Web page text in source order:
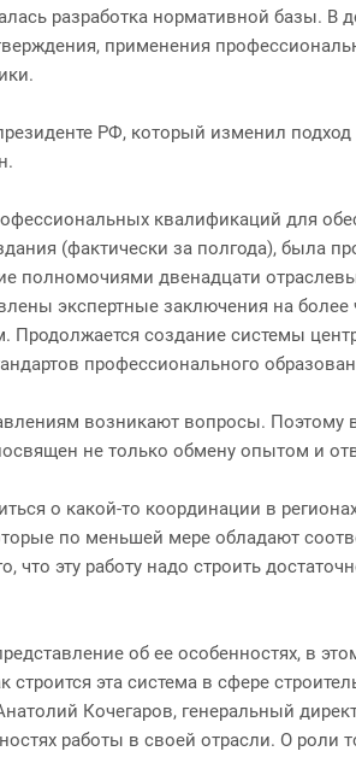
разработка нормативной базы. В
применения
РФ, который изменил
квалификаций для
(фактически за полгода), была
полномочиями двенадцати
экспертные заключения на более
создание системы
профессионального
возникают вопросы.
не только обмену опытом и
о какой-то координации в
по меньшей мере обладают
что эту работу надо строить
об ее особенностях, в
эта система в сфере
Кочегаров, генеральный
работы в своей отрасли. О